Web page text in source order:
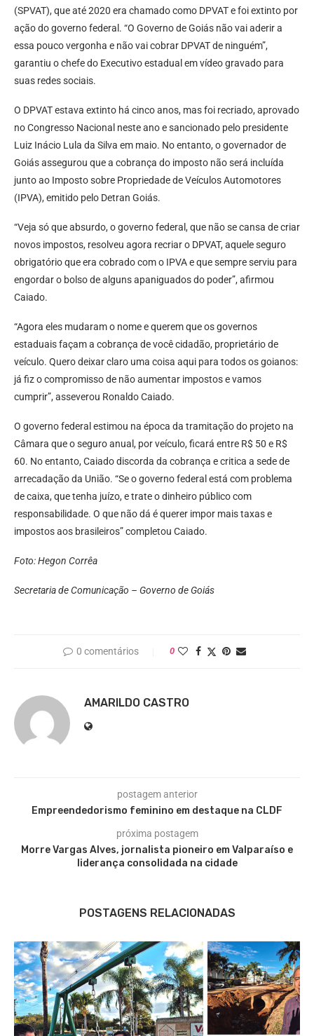
(SPVAT), que até 2020 era chamado como DPVAT e foi extinto por
ação do governo federal. “O Governo de Goiás não vai aderir a
essa pouco vergonha e não vai cobrar DPVAT de ninguém”,
garantiu o chefe do Executivo estadual em vídeo gravado para
suas redes sociais.
O DPVAT estava extinto há cinco anos, mas foi recriado, aprovado
no Congresso Nacional neste ano e sancionado pelo presidente
Luiz Inácio Lula da Silva em maio. No entanto, o governador de
Goiás assegurou que a cobrança do imposto não será incluída
junto ao Imposto sobre Propriedade de Veículos Automotores
(IPVA), emitido pelo Detran Goiás.
“Veja só que absurdo, o governo federal, que não se cansa de criar
novos impostos, resolveu agora recriar o DPVAT, aquele seguro
obrigatório que era cobrado com o IPVA e que sempre serviu para
engordar o bolso de alguns apaniguados do poder”, afirmou
Caiado.
“Agora eles mudaram o nome e querem que os governos
estaduais façam a cobrança de você cidadão, proprietário de
veículo. Quero deixar claro uma coisa aqui para todos os goianos:
já fiz o compromisso de não aumentar impostos e vamos
cumprir”, asseverou Ronaldo Caiado.
O governo federal estimou na época da tramitação do projeto na
Câmara que o seguro anual, por veículo, ficará entre R$ 50 e R$
60. No entanto, Caiado discorda da cobrança e critica a sede de
arrecadação da União. “Se o governo federal está com problema
de caixa, que tenha juízo, e trate o dinheiro público com
responsabilidade. O que não dá é querer impor mais taxas e
impostos aos brasileiros” completou Caiado.
Foto: Hegon Corrêa
Secretaria de Comunicação – Governo de Goiás
0 comentários 0
AMARILDO CASTRO
postagem anterior
Empreendedorismo feminino em destaque na CLDF
próxima postagem
Morre Vargas Alves, jornalista pioneiro em Valparaíso e
liderança consolidada na cidade
POSTAGENS RELACIONADAS